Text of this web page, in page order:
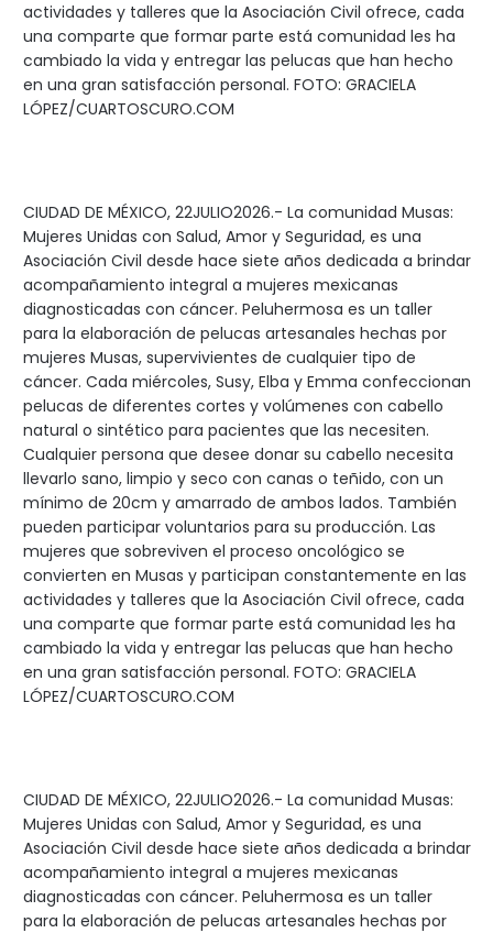
actividades y talleres que la Asociación Civil ofrece, cada
una comparte que formar parte está comunidad les ha
cambiado la vida y entregar las pelucas que han hecho
en una gran satisfacción personal. FOTO: GRACIELA
LÓPEZ/CUARTOSCURO.COM
CIUDAD DE MÉXICO, 22JULIO2026.- La comunidad Musas:
Mujeres Unidas con Salud, Amor y Seguridad, es una
Asociación Civil desde hace siete años dedicada a brindar
acompañamiento integral a mujeres mexicanas
diagnosticadas con cáncer. Peluhermosa es un taller
para la elaboración de pelucas artesanales hechas por
mujeres Musas, supervivientes de cualquier tipo de
cáncer. Cada miércoles, Susy, Elba y Emma confeccionan
pelucas de diferentes cortes y volúmenes con cabello
natural o sintético para pacientes que las necesiten.
Cualquier persona que desee donar su cabello necesita
llevarlo sano, limpio y seco con canas o teñido, con un
mínimo de 20cm y amarrado de ambos lados. También
pueden participar voluntarios para su producción. Las
mujeres que sobreviven el proceso oncológico se
convierten en Musas y participan constantemente en las
actividades y talleres que la Asociación Civil ofrece, cada
una comparte que formar parte está comunidad les ha
cambiado la vida y entregar las pelucas que han hecho
en una gran satisfacción personal. FOTO: GRACIELA
LÓPEZ/CUARTOSCURO.COM
CIUDAD DE MÉXICO, 22JULIO2026.- La comunidad Musas:
Mujeres Unidas con Salud, Amor y Seguridad, es una
Asociación Civil desde hace siete años dedicada a brindar
acompañamiento integral a mujeres mexicanas
diagnosticadas con cáncer. Peluhermosa es un taller
para la elaboración de pelucas artesanales hechas por